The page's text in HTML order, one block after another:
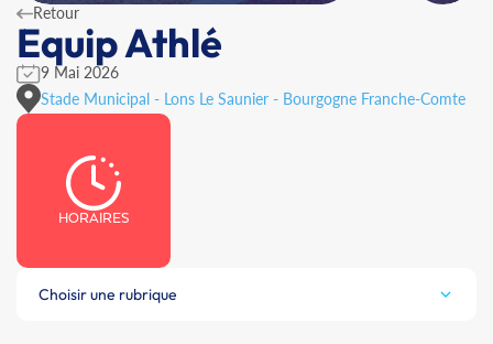
Retour
Equip Athlé
9 Mai 2026
Stade Municipal - Lons Le Saunier - Bourgogne Franche-Comte
HORAIRES
Choisir une rubrique